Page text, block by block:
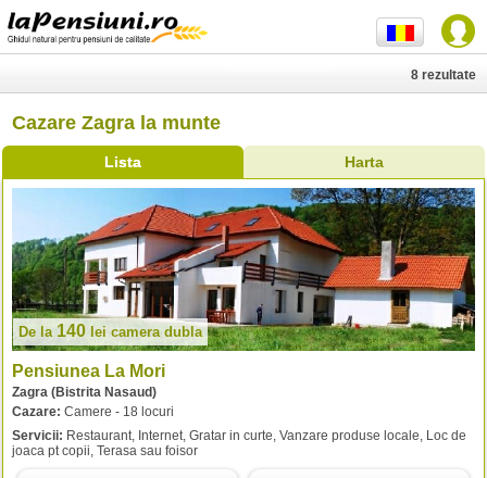
Cazare Zagra la munte
Lista Harta
8 rezultate
De la 140 lei camera dubla
Pensiunea La Mori
Zagra (Bistrita Nasaud)
Cazare: Camere - 18 locuri
Servicii: Restaurant, Internet, Gratar in curte, Vanzare produse locale, Loc de
joaca pt copii, Terasa sau foisor